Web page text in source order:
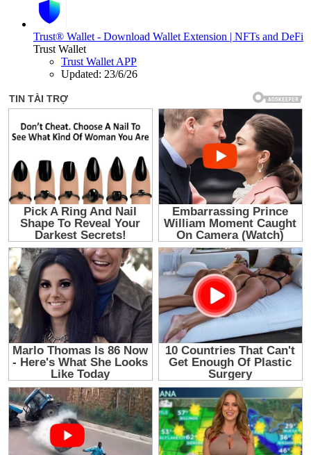
Trust® Wallet - Download Wallet Extension | NFTs and DeFi
Trust Wallet
Trust Wallet APP
Updated: 23/6/26